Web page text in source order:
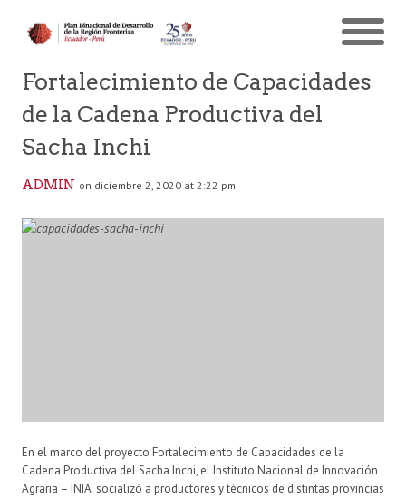
Fortalecimiento de Capacidades
de la Cadena Productiva del
Sacha Inchi
ADMIN on diciembre 2, 2020 at 2:22 pm
En el marco del proyecto Fortalecimiento de Capacidades de la
Cadena Productiva del Sacha Inchi, el Instituto Nacional de Innovación
Agraria – INIA socializó a productores y técnicos de distintas provincias